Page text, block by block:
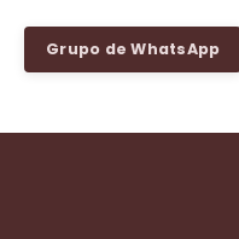
Grupo de WhatsApp